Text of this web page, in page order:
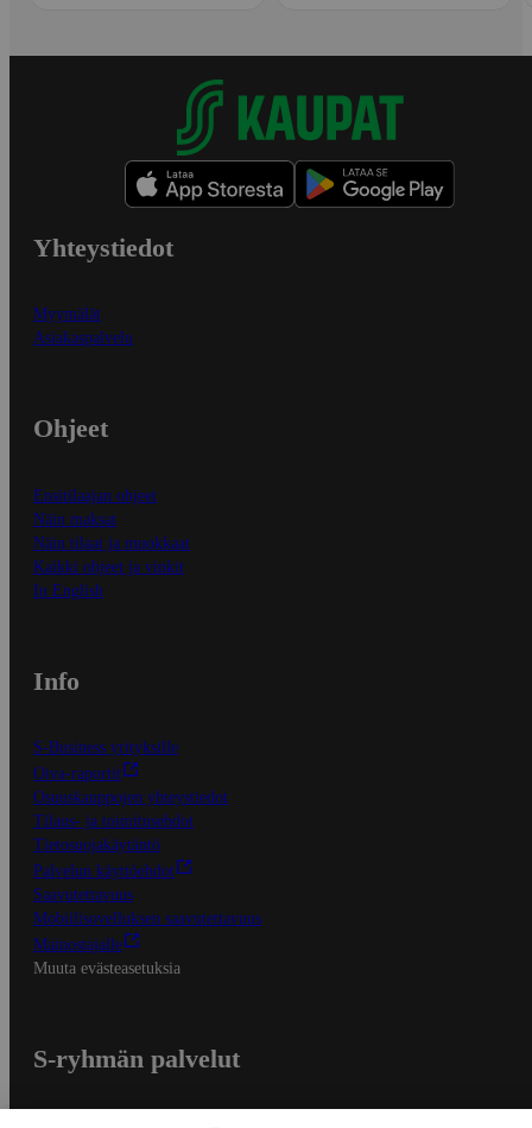
Yhteystiedot
Myymälät
Asiakaspalvelu
Ohjeet
Ensitilaajan ohjeet
Näin maksat
Näin tilaat ja muokkaat
Kaikki ohjeet ja vinkit
In English
Info
S-Business yrityksille
Oiva-raportit
Osuuskauppojen yhteystiedot
Tilaus- ja toimitusehdot
Tietosuojakäytäntö
Palvelun käyttöehdot
Saavutettavuus
Mobiilisovelluksen saavutettavuus
Mainostajalle
Muuta evästeasetuksia
S-ryhmän palvelut